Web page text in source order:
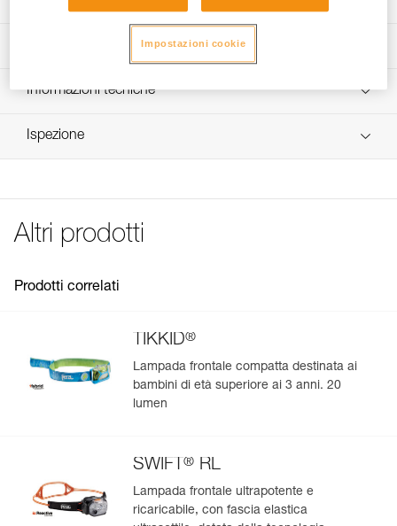
Protezione e trasporto delle lampade frontali compatte
allargare l’utilizzo della lampada.
sospesa in tenda, fissata su cintura...
Compatibile con le lampade TIKKID, TIKKINA, TIKKA,
Specifiche tecniche
Dettagli codice
Informazioni tecniche
FAQ
Ispezione
Altri prodotti
Prodotti correlati
TIKKID®
Lampada frontale compatta destinata ai
bambini di età superiore ai 3 anni. 20
lumen
SWIFT ® RL
Lampada frontale ultrapotente e
ricaricabile, con fascia elastica
Impostazioni cookie